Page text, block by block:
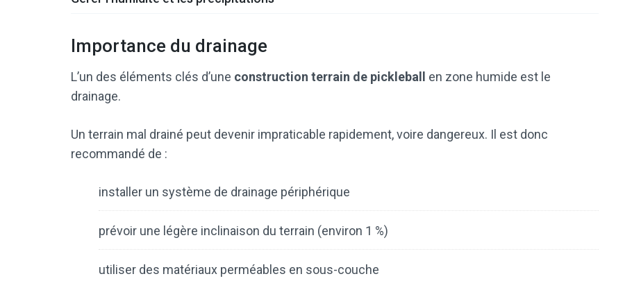
Importance du drainage
L’un des éléments clés d’une construction terrain de pickleball
en zone humide est le
drainage.
Un terrain mal drainé peut devenir impraticable rapidement, voire dangereux. Il est donc
recommandé de :
installer un système de drainage périphérique
prévoir une légère inclinaison du terrain (environ 1 %)
utiliser des matériaux perméables en sous-couche